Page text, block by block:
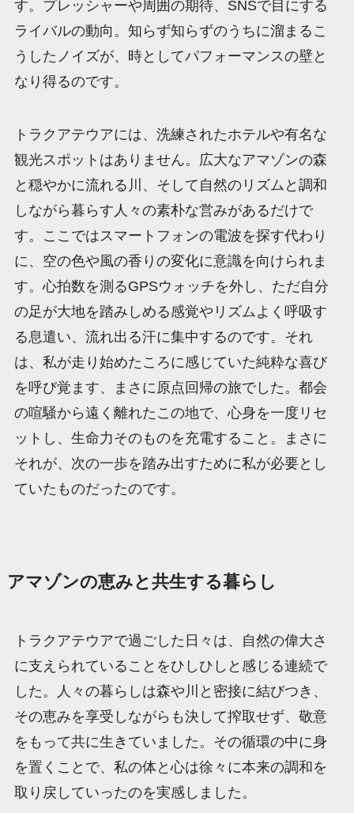
す。プレッシャーや周囲の期待、SNSで目にする
ライバルの動向。知らず知らずのうちに溜まるこ
うしたノイズが、時としてパフォーマンスの壁と
なり得るのです。
トラクアテウアには、洗練されたホテルや有名な
観光スポットはありません。広大なアマゾンの森
と穏やかに流れる川、そして自然のリズムと調和
しながら暮らす人々の素朴な営みがあるだけで
す。ここではスマートフォンの電波を探す代わり
に、空の色や風の香りの変化に意識を向けられま
す。心拍数を測るGPSウォッチを外し、ただ自分
の足が大地を踏みしめる感覚やリズムよく呼吸す
る息遣い、流れ出る汗に集中するのです。それ
は、私が走り始めたころに感じていた純粋な喜び
を呼び覚ます、まさに原点回帰の旅でした。都会
の喧騒から遠く離れたこの地で、心身を一度リセ
ットし、生命力そのものを充電すること。まさに
それが、次の一歩を踏み出すために私が必要とし
ていたものだったのです。
アマゾンの恵みと共生する暮らし
トラクアテウアで過ごした日々は、自然の偉大さ
に支えられていることをひしひしと感じる連続で
した。人々の暮らしは森や川と密接に結びつき、
その恵みを享受しながらも決して搾取せず、敬意
をもって共に生きていました。その循環の中に身
を置くことで、私の体と心は徐々に本来の調和を
取り戻していったのを実感しました。